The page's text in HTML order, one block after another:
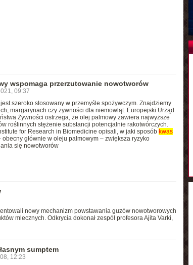
wspomaga przerzutowanie nowotworów
09:37
szeroko stosowany w przemyśle spożywczym. Znajdziemy
margarynach czy żywności dla niemowląt. Europejski Urząd
Żywności ostrzega, że olej palmowy zawiera najwyższe
roślinnych stężenie substancji potencjalnie rakotwórczych.
for Research in Biomedicine opisali, w jaki sposób kwas
obecny głównie w oleju palmowym – zwiększa ryzyko
się nowotworów
nowy mechanizm powstawania guzów nowotworowych
mlecznych. Odkrycia dokonał zespół profesora Ajita Varki,
sumptem
12:23